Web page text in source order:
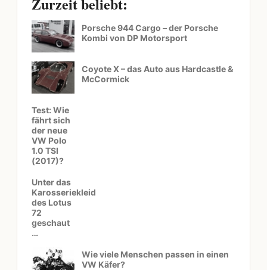
Porsche 944 Cargo – der Porsche
Kombi von DP Motorsport
Coyote X – das Auto aus Hardcastle &
McCormick
Test: Wie
fährt sich
der neue
VW Polo
1.0 TSI
(2017)?
Unter das
Karosseriekleid
des Lotus
72
geschaut
…
Wie viele Menschen passen in einen
VW Käfer?